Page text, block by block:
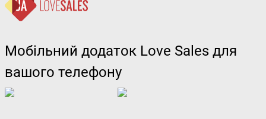
Мобільний додаток Love Sales для
вашого телефону